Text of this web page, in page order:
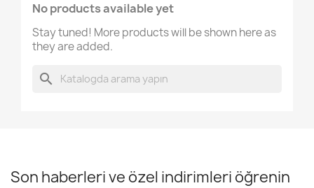
No products available yet
Stay tuned! More products will be shown here as
they are added.
search
Son haberleri ve özel indirimleri öğrenin